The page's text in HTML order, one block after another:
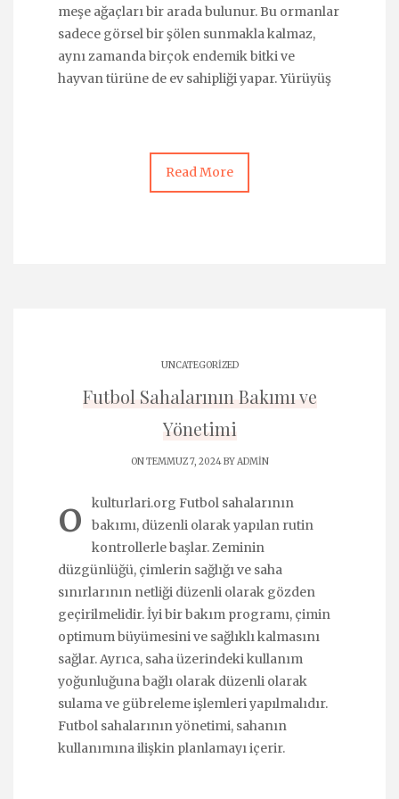
meşe ağaçları bir arada bulunur. Bu ormanlar
sadece görsel bir şölen sunmakla kalmaz,
aynı zamanda birçok endemik bitki ve
hayvan türüne de ev sahipliği yapar. Yürüyüş
Read More
UNCATEGORIZED
Futbol Sahalarının Bakımı ve
Yönetimi
ON TEMMUZ 7, 2024 BYADMIN
o
kulturlari.org Futbol sahalarının
bakımı, düzenli olarak yapılan rutin
kontrollerle başlar. Zeminin
düzgünlüğü, çimlerin sağlığı ve saha
sınırlarının netliği düzenli olarak gözden
geçirilmelidir. İyi bir bakım programı, çimin
optimum büyümesini ve sağlıklı kalmasını
sağlar. Ayrıca, saha üzerindeki kullanım
yoğunluğuna bağlı olarak düzenli olarak
sulama ve gübreleme işlemleri yapılmalıdır.
Futbol sahalarının yönetimi, sahanın
kullanımına ilişkin planlamayı içerir.